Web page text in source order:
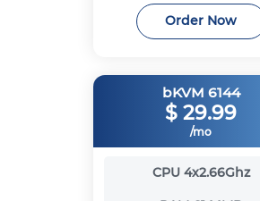
Order Now
bKVM 6144
$ 29.99
/mo
CPU 4x2.66Ghz